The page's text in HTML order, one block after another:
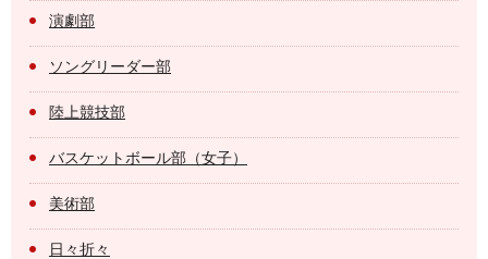
演劇部
ソングリーダー部
陸上競技部
バスケットボール部（女子）
美術部
日々折々